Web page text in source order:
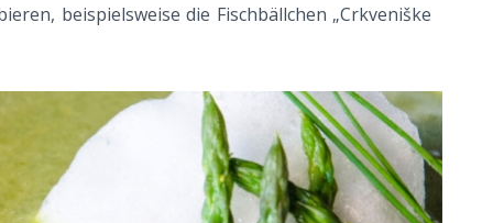
beispielsweise die Fischbällchen „Crkveniške